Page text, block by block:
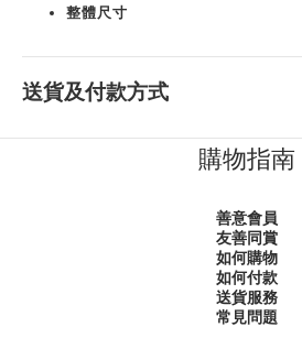
整體尺寸
送貨及付款方式
購物指南
善意會員
友善同賞
如何購物
如何付款
送貨服務
常見問題